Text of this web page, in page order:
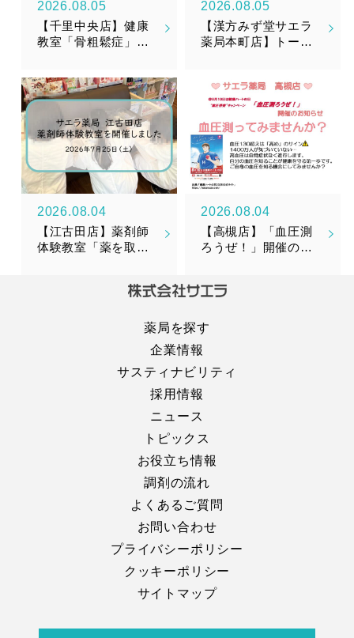
2026.08.05
【千里中央店】健康
教室「骨粗鬆症」を
2026.08.05
【漢方みず堂サエラ
薬局本町店】トータ
（かんびとうか）』
新発売のお知らせ
2026.08.04
【江古田店】薬剤師
体験教室「薬を取り
2026.08.04
【高槻店】「血圧測
ろうぜ！」開催のお
薬局を探す
企業情報
サスティナビリティ
採用情報
ニュース
トピックス
お役立ち情報
調剤の流れ
よくあるご質問
お問い合わせ
プライバシーポリシー
クッキーポリシー
サイトマップ